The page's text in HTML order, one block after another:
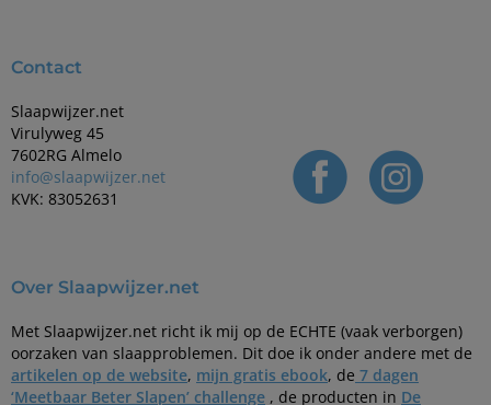
Contact
Slaapwijzer.net
Virulyweg 45
7602RG Almelo
info@slaapwijzer.net
KVK: 83052631
Over Slaapwijzer.net
Met Slaapwijzer.net richt ik mij op de ECHTE (vaak verborgen)
oorzaken van slaapproblemen. Dit doe ik onder andere met de
artikelen op de website, mijn gratis ebook, de 7 dagen
‘Meetbaar Beter Slapen’ challenge , de producten in De